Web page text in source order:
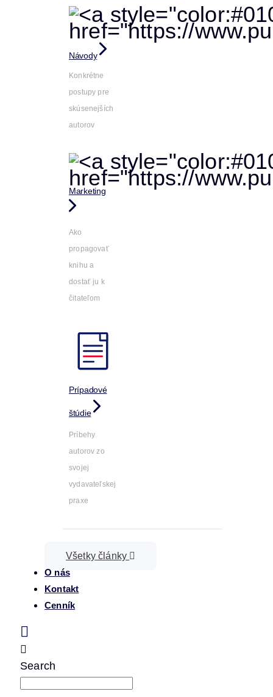
Návody
Konkrétne
postupy pre
skúsenejších
autorov
Marketing
Ako
propagovať
knihu a
dostať ju k
čitateľom
Prípadové
štúdie
Príbehy
autorov zo
svojej
vydavateľskej
praxe
Všetky články
O nás
Kontakt
Cenník
Search